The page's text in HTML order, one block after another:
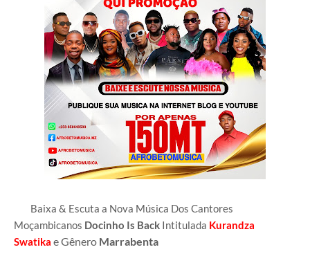
Baixa & Escuta a Nova Música Dos Cantores
Moçambicanos Docinho Is Back Intitulada Kurandza
Swatika e Gênero Marrabenta